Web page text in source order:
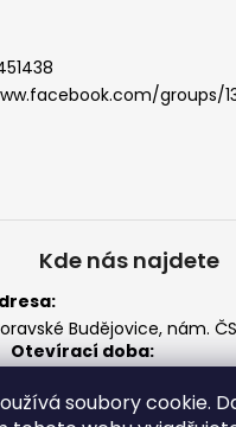
soubory cookie.
groups/
Kde nás najdete
Budějovice, nám.
Otevírací doba:
So: 8:00 – 12:00